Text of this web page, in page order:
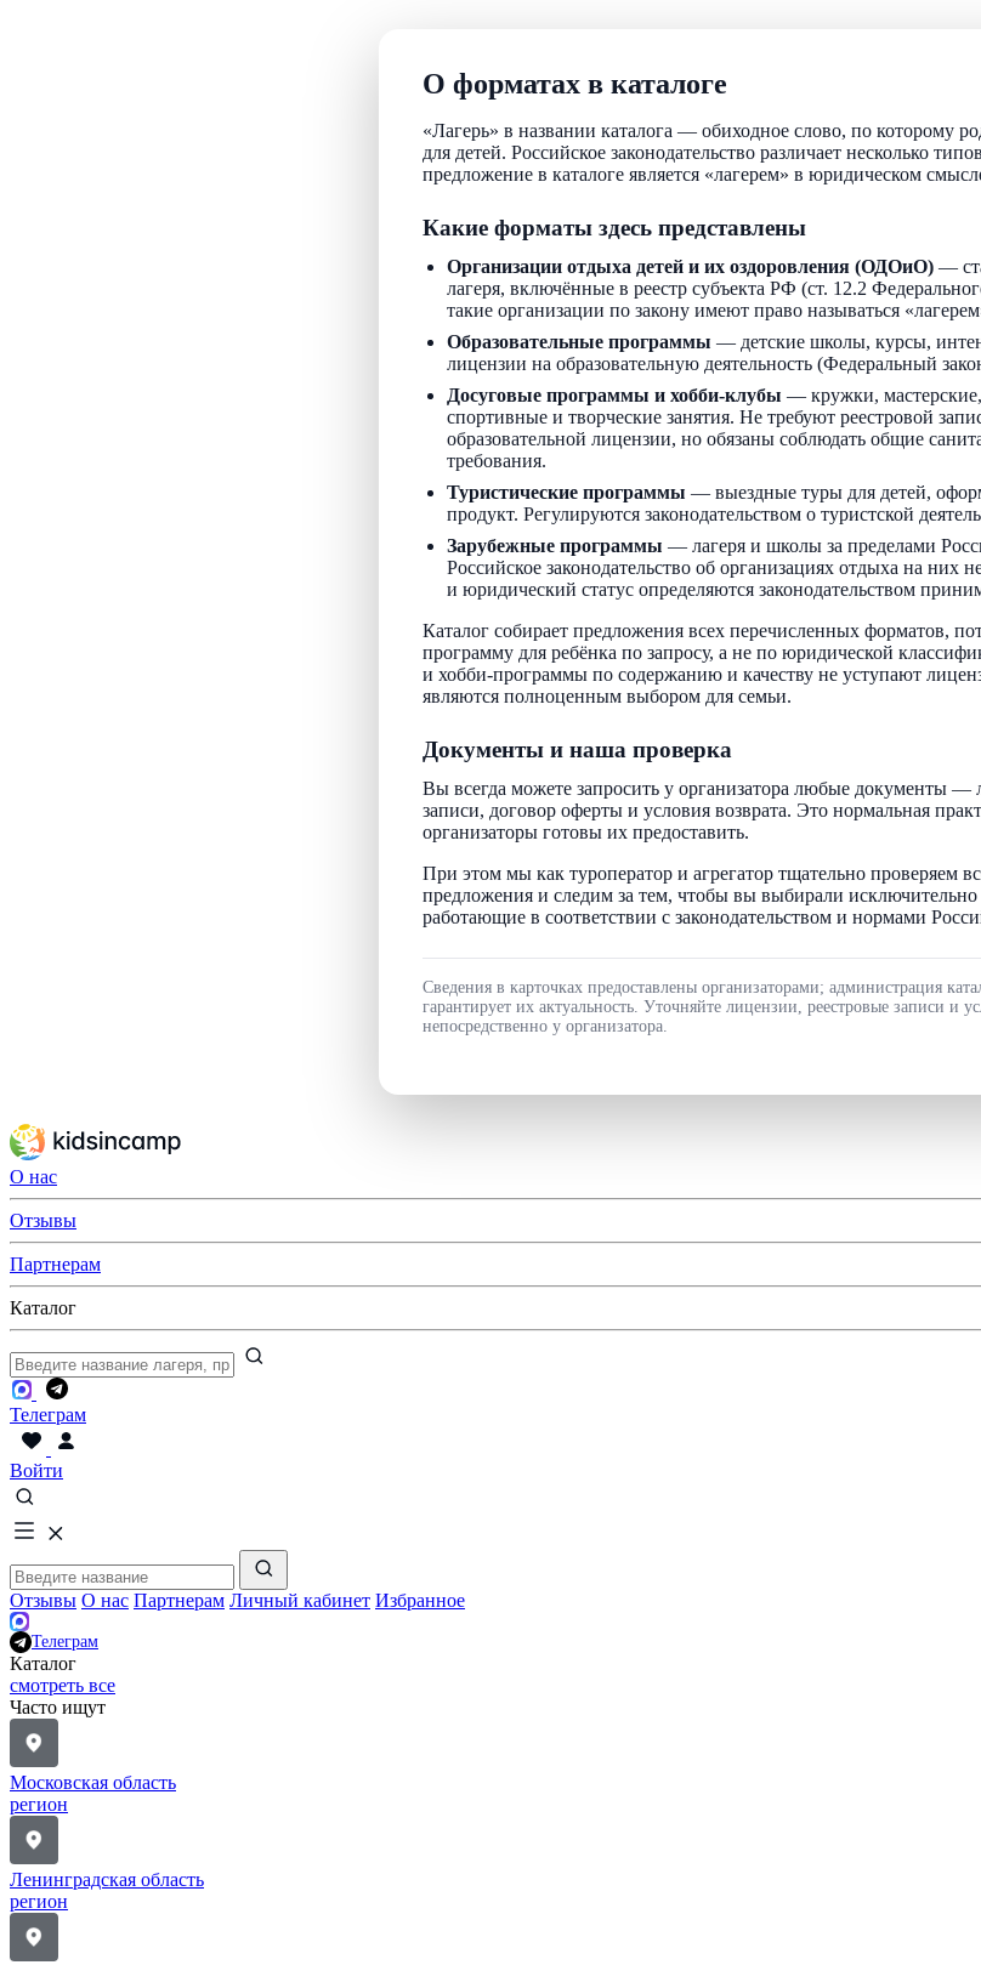
О форматах в каталоге
«Лагерь» в названии каталога — обиходное слово, по которому
для детей. Российское законодательство различает несколько
предложение в каталоге является «лагерем» в юридическом
Какие форматы здесь представлены
Организации отдыха детей и их оздоровления (ОДОиО) —
лагеря, включённые в реестр субъекта РФ (ст. 12.2
такие организации по закону имеют право называться
Образовательные программы — детские школы, курсы,
лицензии на образовательную деятельность (Федеральный
Досуговые программы и хобби-клубы — кружки,
спортивные и творческие занятия. Не требуют реестровой
образовательной лицензии, но обязаны соблюдать общие
требования.
Туристические программы — выездные туры для детей,
продукт. Регулируются законодательством о туристской
Зарубежные программы — лагеря и школы за пределами
Российское законодательство об организациях отдыха на них
и юридический статус определяются законодательством
Каталог собирает предложения всех перечисленных форматов,
программу для ребёнка по запросу, а не по юридической
и хобби-программы по содержанию и качеству не уступают
являются полноценным выбором для семьи.
Документы и наша проверка
Вы всегда можете запросить у организатора любые документы —
записи, договор оферты и условия возврата. Это нормальная
организаторы готовы их предоставить.
При этом мы как туроператор и агрегатор тщательно проверяем
предложения и следим за тем, чтобы вы выбирали
работающие в соответствии с законодательством и нормами
Сведения в карточках предоставлены организаторами; администрация
гарантирует их актуальность. Уточняйте лицензии, реестровые записи и
непосредственно у организатора.
О нас
Отзывы
Партнерам
Каталог
Телеграм
Войти
Отзывы О нас Партнерам Личный кабинет Избранное
Телеграм
Каталог
смотреть все
Часто ищут
Московская область
регион
Ленинградская область
регион